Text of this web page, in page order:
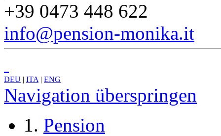
+39 0473 448 622
info@pension-monika.it
DEU | ITA| ENG
Navigation überspringen
Pension